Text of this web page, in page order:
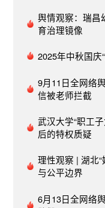
中国高质量发展
州是中国丝绸的
业的苏州工业园
的小镇成功转型
发展体现出政府
产业等方面发挥的
中全会将为中国
现代化谋篇布局
三、风险提示与
异问题：公众对
致对政策效果的
舆情观察：瑞昌
育治理镜像
2025年中秋国庆
9月11日全网络
信被老师拦截
武汉大学“职工
后的特权质疑
理性观察 | 湖北
与公平边界
6月13日全网络